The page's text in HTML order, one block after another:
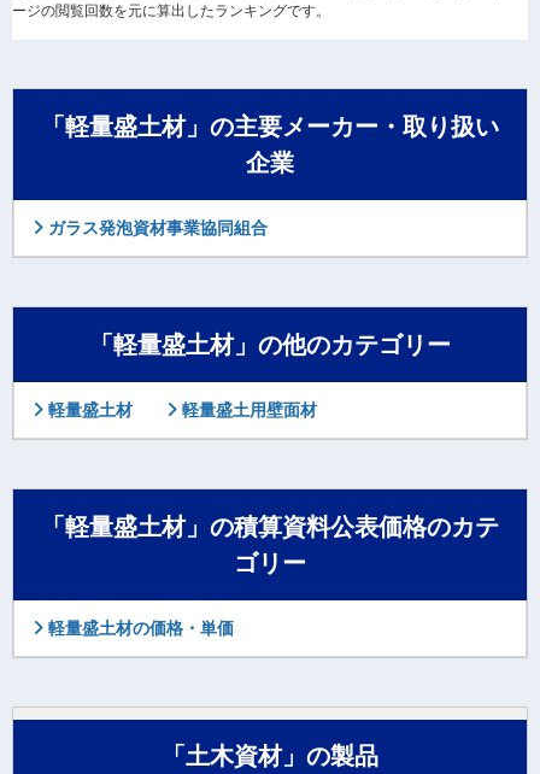
ージの閲覧回数を元に算出したランキングです。
「軽量盛土材」の主要メーカー・取り扱い
企業
ガラス発泡資材事業協同組合
「軽量盛土材」の他のカテゴリー
軽量盛土材 軽量盛土用壁面材
「軽量盛土材」の積算資料公表価格のカテ
ゴリー
軽量盛土材の価格・単価
「土木資材」の製品